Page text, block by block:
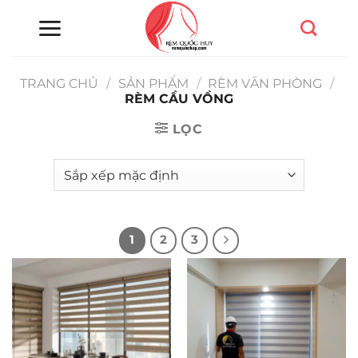
TRANG CHỦ
/ SẢN PHẨM / RÈM VĂN PHÒNG /
RÈM CẦU VỒNG
LỌC
1 2 3